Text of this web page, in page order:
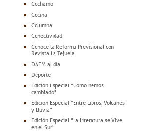
Cochamó
Cocina
Columna
Conectividad
Conoce la Reforma Previsional con
Revista La Tejuela
DAEM al día
Deporte
Edición Especial "Cómo hemos
cambiado"
Edición Especial "Entre Libros, Volcanes
y Lluvia"
Edición Especial "La Literatura se Vive
en el Sur"